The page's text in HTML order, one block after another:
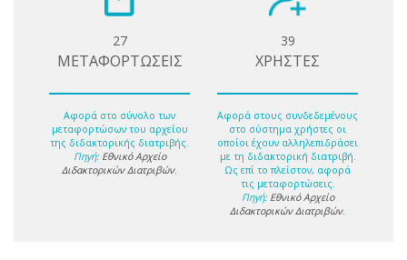
27
ΜΕΤΑΦΟΡΤΩΣΕΙΣ
Αφορά στο σύνολο των
μεταφορτώσων του αρχείου
της διδακτορικής διατριβής.
Πηγή: Εθνικό Αρχείο
Διδακτορικών Διατριβών.
39
ΧΡΗΣΤΕΣ
Αφορά στους συνδεδεμένους
στο σύστημα χρήστες οι
οποίοι έχουν αλληλεπιδράσει
με τη διδακτορική διατριβή.
Ως επί το πλείστον, αφορά
τις μεταφορτώσεις.
Πηγή: Εθνικό Αρχείο
Διδακτορικών Διατριβών.